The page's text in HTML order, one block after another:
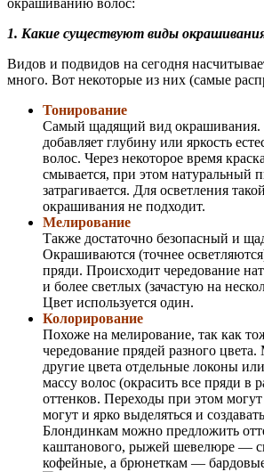
окрашиванию волос:
1. Какие существуют виды
Видов и подвидов на сегодня
много. Вот некоторые из них (самые
Тонирование
Самый щадящий вид окрашивания.
добавляет глубину или яркость
волос. Через некоторое время
смывается, при этом натуральный
затрагивается. Для осветления
окрашивания не подходит.
Мелирование
Также достаточно безопасный и
Окрашиваются (точнее
пряди. Происходит чередование
и более светлых (зачастую на
Цвет используется один.
Колорирование
Похоже на мелирование, так как
чередование прядей разного
другие цвета отдельные локоны
массу волос (окрасить все пряди в
оттенков. Переходы при этом
могут и ярко выделяться и
Блондинкам можно предложить
каштанового, рыжей шевелюре —
кофейные, а брюнеткам —